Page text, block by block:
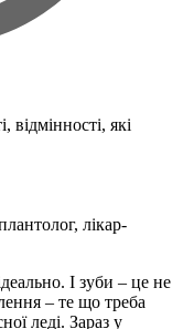
лікар-
І зуби – це не
– те що треба
леді. Зараз у